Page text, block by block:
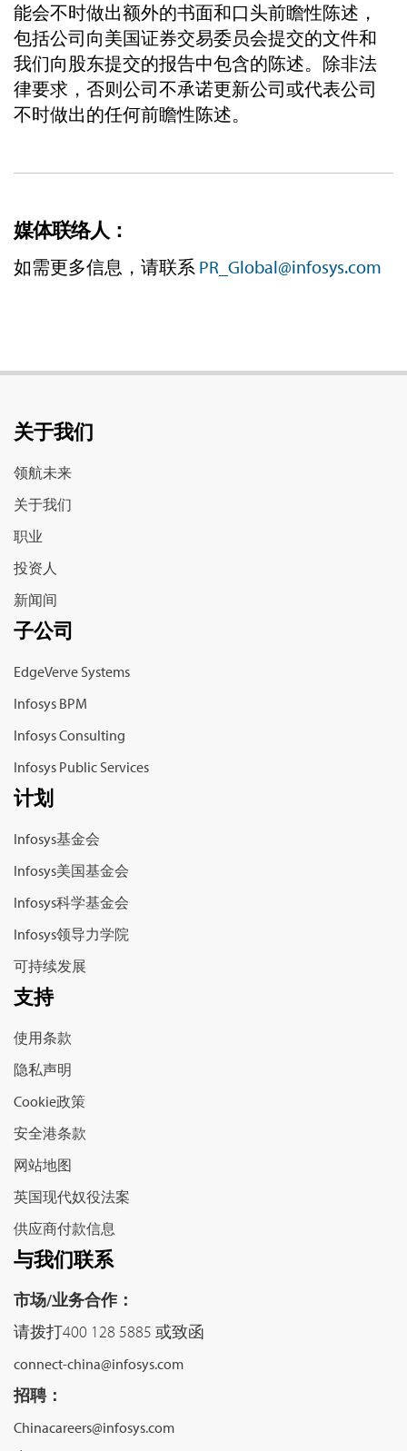
能会不时做出额外的书面和口头前瞻性陈述，
包括公司向美国证券交易委员会提交的文件和
我们向股东提交的报告中包含的陈述。除非法
律要求，否则公司不承诺更新公司或代表公司
不时做出的任何前瞻性陈述。
媒体联络人：
如需更多信息，请联系 PR_Global@infosys.com
关于我们
领航未来
关于我们
职业
投资人
新闻间
子公司
EdgeVerve Systems
Infosys BPM
Infosys Consulting
Infosys Public Services
计划
Infosys基金会
Infosys美国基金会
Infosys科学基金会
Infosys领导力学院
可持续发展
支持
使用条款
隐私声明
Cookie政策
安全港条款
网站地图
英国现代奴役法案
供应商付款信息
与我们联系
市场/业务合作：
请拨打400 128 5885 或致函
connect-china@infosys.com
招聘：
Chinacareers@infosys.com